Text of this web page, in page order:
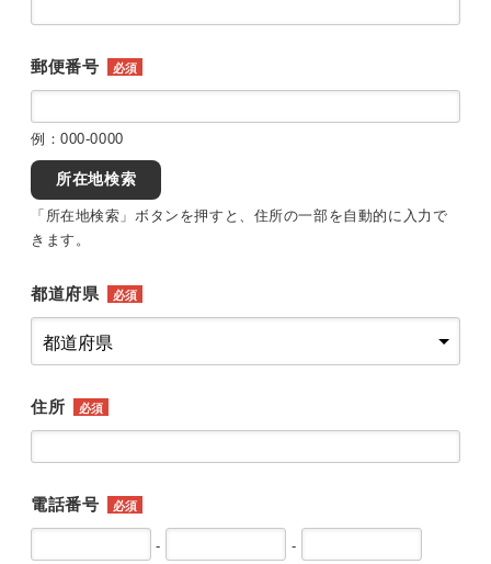
郵便番号 必須
例：000-0000
所在地検索
「所在地検索」ボタンを押すと、住所の一部を自動的に入力で
きます。
都道府県 必須
住所 必須
電話番号 必須
-
-